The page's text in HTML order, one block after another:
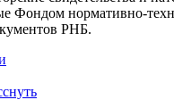
Фондом нормативно-
РНБ.